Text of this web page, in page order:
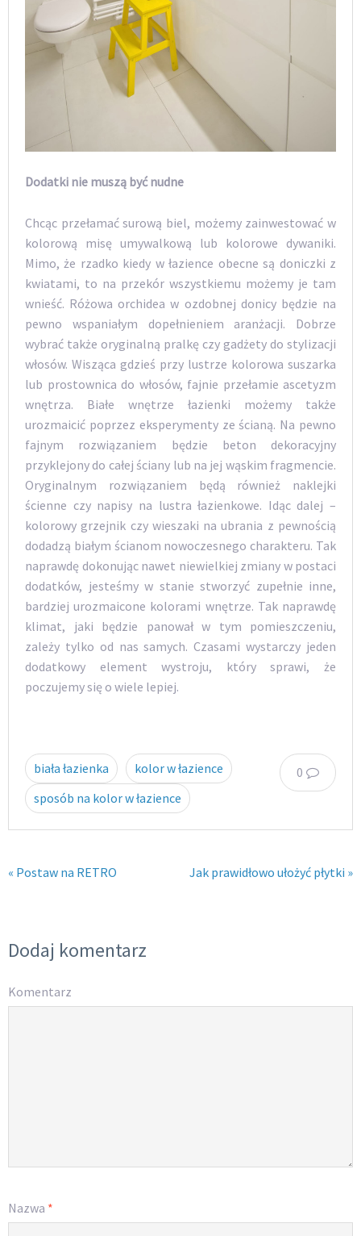
Dodatki nie muszą być nudne
Chcąc przełamać surową biel, możemy zainwestować w
kolorową misę umywalkową lub kolorowe dywaniki.
Mimo, że rzadko kiedy w łazience obecne są doniczki z
kwiatami, to na przekór wszystkiemu możemy je tam
wnieść. Różowa orchidea w ozdobnej donicy będzie na
pewno wspaniałym dopełnieniem aranżacji. Dobrze
wybrać także oryginalną pralkę czy gadżety do stylizacji
włosów. Wisząca gdzieś przy lustrze kolorowa suszarka
lub prostownica do włosów, fajnie przełamie ascetyzm
wnętrza. Białe wnętrze łazienki możemy także
urozmaicić poprzez eksperymenty ze ścianą. Na pewno
fajnym rozwiązaniem będzie beton dekoracyjny
przyklejony do całej ściany lub na jej wąskim fragmencie.
Oryginalnym rozwiązaniem będą również naklejki
ścienne czy napisy na lustra łazienkowe. Idąc dalej –
kolorowy grzejnik czy wieszaki na ubrania z pewnością
dodadzą białym ścianom nowoczesnego charakteru. Tak
naprawdę dokonując nawet niewielkiej zmiany w postaci
dodatków, jesteśmy w stanie stworzyć zupełnie inne,
bardziej urozmaicone kolorami wnętrze. Tak naprawdę
klimat, jaki będzie panował w tym pomieszczeniu,
zależy tylko od nas samych. Czasami wystarczy jeden
dodatkowy element wystroju, który sprawi, że
poczujemy się o wiele lepiej.
0
biała łazienka
kolor w łazience
sposób na kolor w łazience
« Postaw na RETRO Jak prawidłowo ułożyć płytki »
Dodaj komentarz
Komentarz
Nazwa *